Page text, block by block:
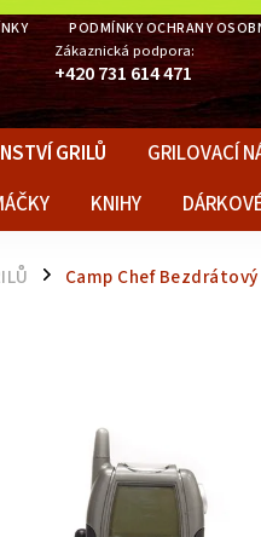
PODMÍNKY OCHRANY
Zákaznická podpora:
+420 731 614 471
GRILŮ GRILOVACÍ
KNIHY
/ Camp Chef